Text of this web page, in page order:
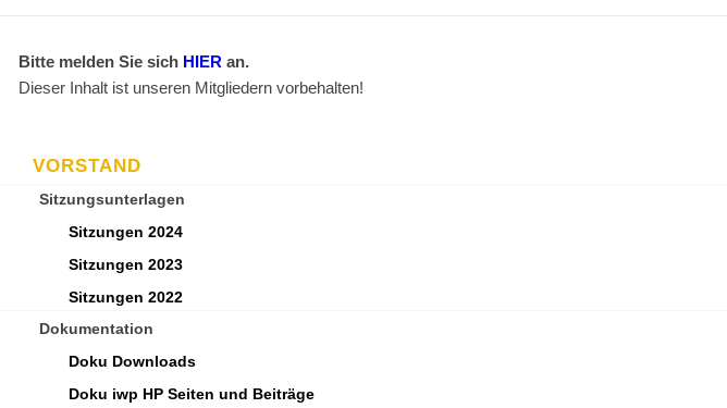
Bitte melden Sie sich HIER an.
Dieser Inhalt ist unseren Mitgliedern vorbehalten!
VORSTAND
Sitzungsunterlagen
Sitzungen 2024
Sitzungen 2023
Sitzungen 2022
Dokumentation
Doku Downloads
Doku iwp HP Seiten und Beiträge